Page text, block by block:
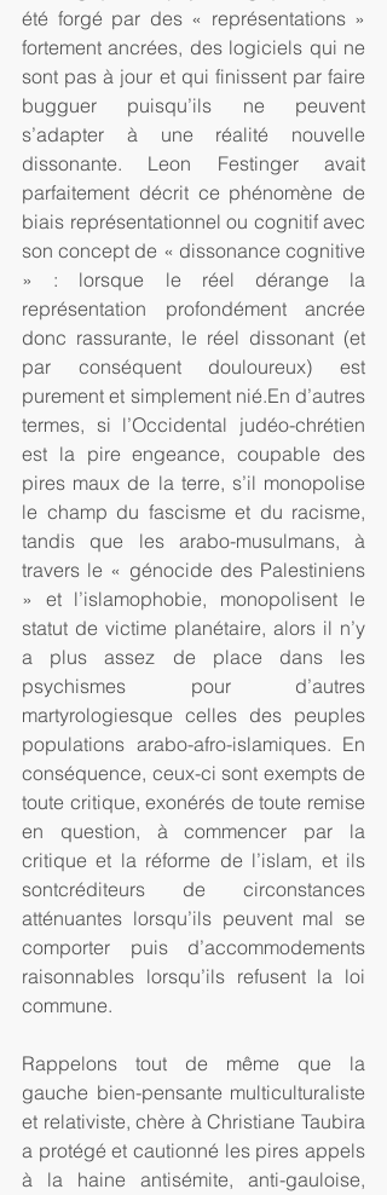
été forgé par des « représentations »
fortement ancrées, des logiciels qui ne
sont pas à jour et qui finissent par faire
bugguer puisqu’ils ne peuvent
s’adapter à une réalité nouvelle
dissonante. Leon Festinger avait
parfaitement décrit ce phénomène de
biais représentationnel ou cognitif avec
son concept de « dissonance cognitive
» : lorsque le réel dérange la
représentation profondément ancrée
donc rassurante, le réel dissonant (et
par conséquent douloureux) est
purement et simplement nié.En d’autres
termes, si l’Occidental judéo-chrétien
est la pire engeance, coupable des
pires maux de la terre, s’il monopolise
le champ du fascisme et du racisme,
tandis que les arabo-musulmans, à
travers le « génocide des Palestiniens
» et l’islamophobie, monopolisent le
statut de victime planétaire, alors il n’y
a plus assez de place dans les
psychismes pour d’autres
martyrologiesque celles des peuples
populations arabo-afro-islamiques. En
conséquence, ceux-ci sont exempts de
toute critique, exonérés de toute remise
en question, à commencer par la
critique et la réforme de l’islam, et ils
sontcréditeurs de circonstances
atténuantes lorsqu’ils peuvent mal se
comporter puis d’accommodements
raisonnables lorsqu’ils refusent la loi
commune.
Rappelons tout de même que la
gauche bien-pensante multiculturaliste
et relativiste, chère à Christiane Taubira
a protégé et cautionné les pires appels
à la haine antisémite, anti-gauloise,